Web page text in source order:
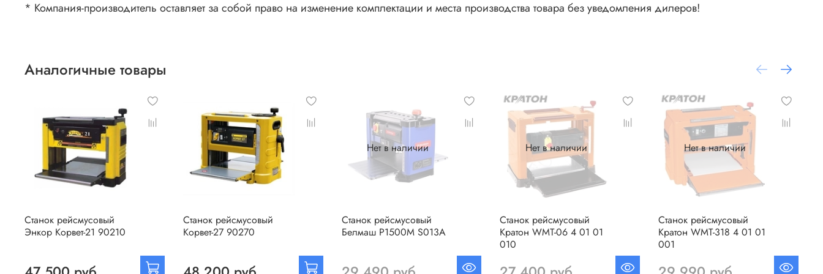
* Компания-производитель оставляет за собой право на изменение комплектации и места производства товара без уведомления дилеров!
Аналогичные товары
Станок рейсмусовый
Энкор Корвет-21 90210
Станок рейсмусовый
Корвет-27 90270
Нет в наличии
Станок рейсмусовый
Белмаш P1500M S013A
Нет в наличии
Станок рейсмусовый
Кратон WMT-06 4 01 01
010
Нет в наличии
Станок рейсмусовый
Кратон WMT-318 4 01 01
001